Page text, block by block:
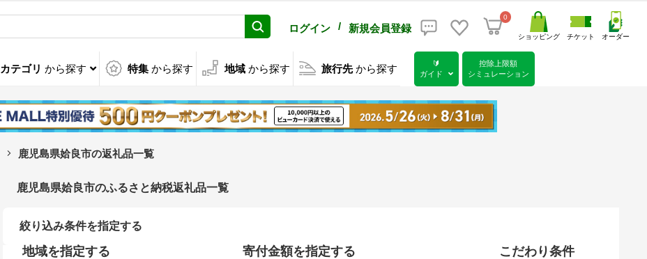
ログイン / 新規会員登録
0
ショッピング チケット オーダー
カテゴリ から探す 特集 から探す 地域 から探す 旅行先 から探す
🔰
ガイド
控除上限額
シミュレーション
鹿児島県姶良市の返礼品一覧
鹿児島県姶良市のふるさと納税返礼品一覧
絞り込み条件を指定する
地域を指定する 寄付金額を指定する こだわり条件